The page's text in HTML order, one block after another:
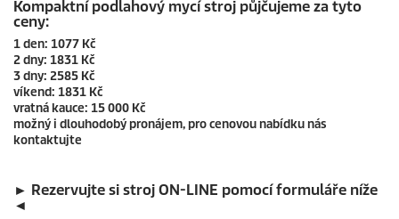
Kompaktní podlahový mycí stroj půjčujeme za tyto
ceny:
1 den: 1077 Kč
2 dny: 1831 Kč
3 dny: 2585 Kč
víkend: 1831 Kč
vratná kauce: 15 000 Kč
možný i dlouhodobý pronájem, pro cenovou nabídku nás
kontaktujte
► Rezervujte si stroj ON-LINE pomocí formuláře níže
◄